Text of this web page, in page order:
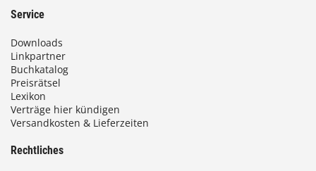
Service
Downloads
Linkpartner
Buchkatalog
Preisrätsel
Lexikon
Verträge hier kündigen
Versandkosten & Lieferzeiten
Rechtliches